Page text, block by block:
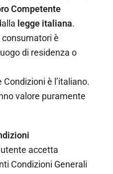
Competente
legge italiana.
è
di residenza o
Condizioni è l’italiano.
valore puramente
accetta
Condizioni Generali